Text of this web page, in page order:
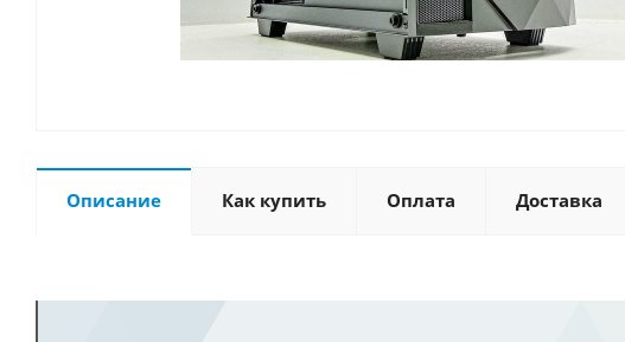
Описание Как купить Оплата Доставка